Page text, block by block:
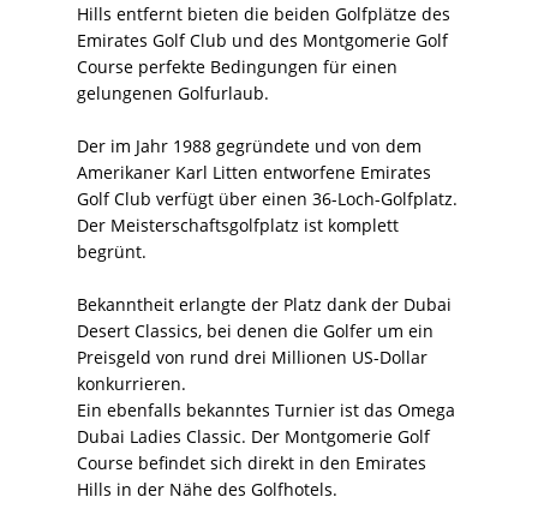
Hills entfernt bieten die beiden Golfplätze des
Emirates Golf Club und des Montgomerie Golf
Course perfekte Bedingungen für einen
gelungenen Golfurlaub.
Der im Jahr 1988 gegründete und von dem
Amerikaner Karl Litten entworfene Emirates
Golf Club verfügt über einen 36-Loch-Golfplatz.
Der Meisterschaftsgolfplatz ist komplett
begrünt.
Bekanntheit erlangte der Platz dank der Dubai
Desert Classics, bei denen die Golfer um ein
Preisgeld von rund drei Millionen US-Dollar
konkurrieren.
Ein ebenfalls bekanntes Turnier ist das Omega
Dubai Ladies Classic. Der Montgomerie Golf
Course befindet sich direkt in den Emirates
Hills in der Nähe des Golfhotels.